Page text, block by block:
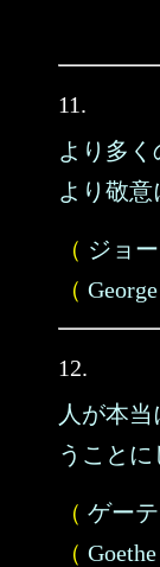
11.
より多く
より敬意
（ ジョ
（
12.
人が本
うことに
（ ゲーテ
（ Goethe